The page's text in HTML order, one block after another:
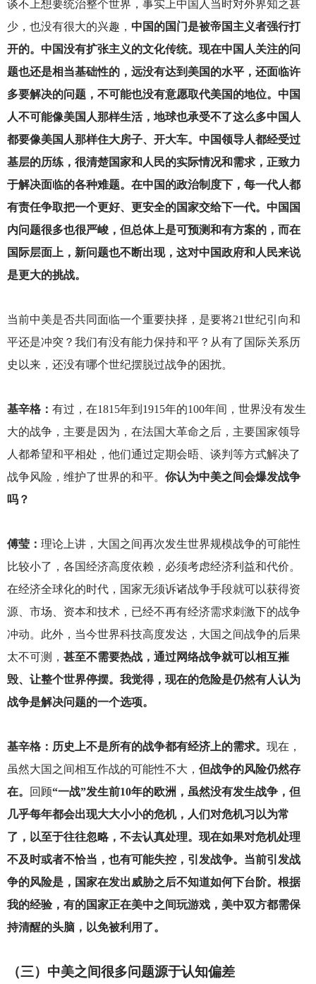
谈不上想要统治整个世界，事实上中国人当时对外界知之甚
少，也没有很大的兴趣， 中国的国门是被帝国主义者强行打
开的。中国没有扩张主义的文化传统。现在中国人关注的问
题也还是相当基础性的，远没有达到美国的水平，还面临许
多要解决的问题，不可能也没有意愿取代美国的地位。中国
人不可能像美国人那样生活，地球也承受不了这么多中国人
都要像美国人那样住大房子、开大车。中国领导人都经受过
基层的历练，很清楚国家和人民的实际情况和需求，正致力
于解决面临的各种难题。在中国的政治制度下，每一代人都
有责任争取把一个更好、更安全的国家交给下一代。中国国
内问题很多也很严峻，但总体上是可预测和有方案的，而在
国际层面上，新问题也不断出现，这对中国政府和人民来说
是更大的挑战。
当前中美是否共同面临一个重要抉择，是要将21世纪引向和
平还是冲突？我们有没有能力保持和平？从有了国际关系历
史以来，还没有哪个世纪摆脱过战争的困扰。
基辛格： 有过，在1815年到1915年的100年间，世界没有发生
大的战争，主要是因为，在法国大革命之后，主要国家领导
人都希望和平相处，他们通过定期会晤、谈判等方式解决了
战争风险，维护了世界的和平。 你认为中美之间会爆发战争
吗？
傅莹： 理论上讲，大国之间再次发生世界规模战争的可能性
比较小了，各国经济高度依赖，必须考虑经济利益和代价。
在经济全球化的时代，国家无须诉诸战争手段就可以获得资
源、市场、资本和技术，已经不再有经济需求刺激下的战争
冲动。此外，当今世界科技高度发达，大国之间战争的后果
太不可测， 甚至不需要热战，通过网络战争就可以相互摧
毁、让整个世界停摆。我觉得，现在的危险是仍然有人认为
战争是解决问题的一个选项。
基辛格：历史上不是所有的战争都有经济上的需求。 现在，
虽然大国之间相互作战的可能性不大， 但战争的风险仍然存
在。
回顾“一战”发生前10年的欧洲，虽然没有发生战争，但
几乎每年都会出现大大小小的危机，人们对危机习以为常
了，以至于往往忽略，不去认真处理。现在如果对危机处理
不及时或者不恰当，也有可能失控，引发战争。当前引发战
争的风险是，国家在发出威胁之后不知道如何下台阶。根据
我的经验，有的国家正在美中之间玩游戏，美中双方都需保
持清醒的头脑，以免被利用了。
（三）中美之间很多问题源于认知偏差